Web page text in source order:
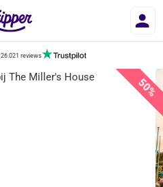
|26.021 reviews
50%